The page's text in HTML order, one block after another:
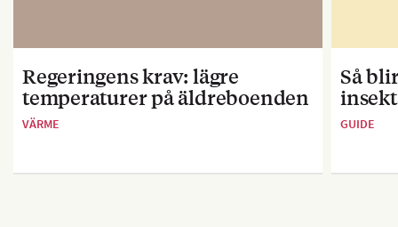
Regeringens krav: lägre
temperaturer på äldreboenden
VÄRME
Så
GUIDE